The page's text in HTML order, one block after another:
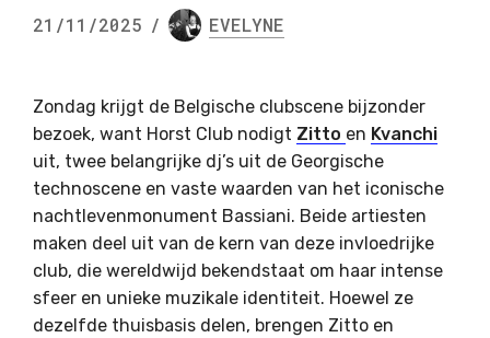
21/11/2025 / EVELYNE
Zondag krijgt de Belgische clubscene bijzonder
bezoek, want Horst Club nodigt Zitto en Kvanchi
uit, twee belangrijke dj’s uit de Georgische
technoscene en vaste waarden van het iconische
nachtlevenmonument Bassiani. Beide artiesten
maken deel uit van de kern van deze invloedrijke
club, die wereldwijd bekendstaat om haar intense
sfeer en unieke muzikale identiteit. Hoewel ze
dezelfde thuisbasis delen, brengen Zitto en